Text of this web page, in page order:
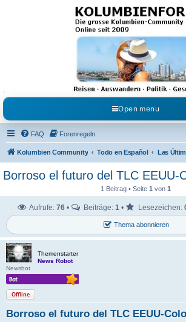
Kolumbienforum - Das
grosse Forum der
Freunde Kolumbiens
Reisen, Auswandern, Kultur, Politik, Geschichte und Visum in
Austausch, Erfahrungen und Gemeinschaft im
Open menu
FAQ Forenregeln
Kolumbien Community Todo en Español
Borroso el futuro del TLC EEUU-
1 Beitrag • Seite 1 von 1
Thema abonnieren
Aufrufe: 76• Beiträge: 1 • Lesezeichen:
Themenstarter
News Robot
Newsbot
Offline
Borroso el futuro del TLC EEUU-